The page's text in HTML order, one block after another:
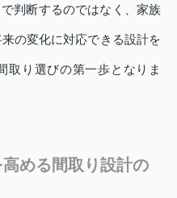
判断するのではなく、家族
の変化に対応できる設計を
取り選びの第一歩となりま
める間取り設計の